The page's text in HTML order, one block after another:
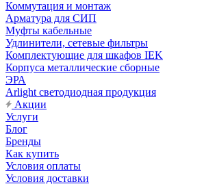
Коммутация и монтаж
Арматура для СИП
Муфты кабельные
Удлинители, сетевые фильтры
Комплектующие для шкафов IEK
Корпуса металлические сборные
ЭРА
Arlight светодиодная продукция
Акции
Услуги
Блог
Бренды
Как купить
Условия оплаты
Условия доставки